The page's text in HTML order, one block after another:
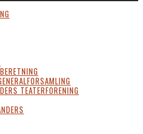
TEATERFORENING